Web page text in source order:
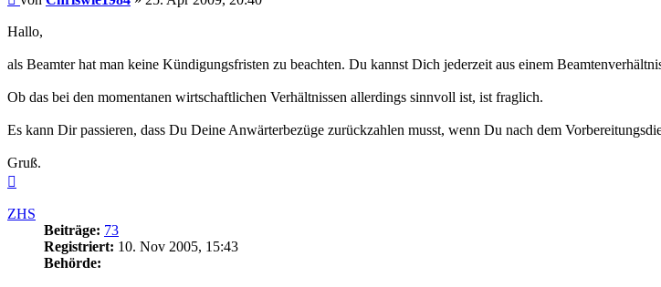
Hallo,
als Beamter hat man keine Kündigungsfristen zu beachten. Du kannst Dich jederzeit aus einem
Ob das bei den momentanen wirtschaftlichen Verhältnissen allerdings sinnvoll ist, ist fraglich.
Es kann Dir passieren, dass Du Deine Anwärterbezüge zurückzahlen musst, wenn Du nach dem
Gruß.
ZHS
Beiträge: 73
Registriert: 10. Nov 2005, 15:43
Behörde: